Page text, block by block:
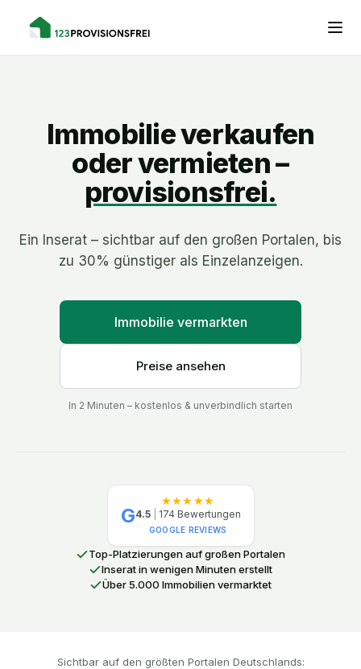
Immobilie verkaufen
oder vermieten –
provisionsfrei.
Ein Inserat – sichtbar auf den großen Portalen, bis
zu 30% günstiger als Einzelanzeigen.
Immobilie vermarkten
Preise ansehen
In 2 Minuten – kostenlos & unverbindlich starten
G
★★★★★
4.5 174 Bewertungen
GOOGLE REVIEWS
Top-Platzierungen auf großen Portalen
Inserat in wenigen Minuten erstellt
Über 5.000 Immobilien vermarktet
Sichtbar auf den größten Portalen Deutschlands: